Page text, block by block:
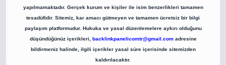
yapılmamaktadır. Gerçek kurum ve kişiler ile isim benzerlikleri tamamen
tesadüfidir. Sitemiz, kar amacı gütmeyen ve tamamen ücretsiz bir bilgi
paylaşım platformudur. Hukuka ve yasal düzenlemelere aykırı olduğunu
düşündüğünüz içerikleri, backlinkpanelicomtr@gmail.comadresine
bildirmeniz halinde, ilgili içerikler yasal süre içerisinde sitemizden
kaldırılacaktır.